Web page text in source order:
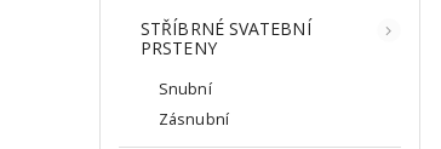
STŘÍBRNÉ SVATEBNÍ
PRSTENY
Snubní
Zásnubní